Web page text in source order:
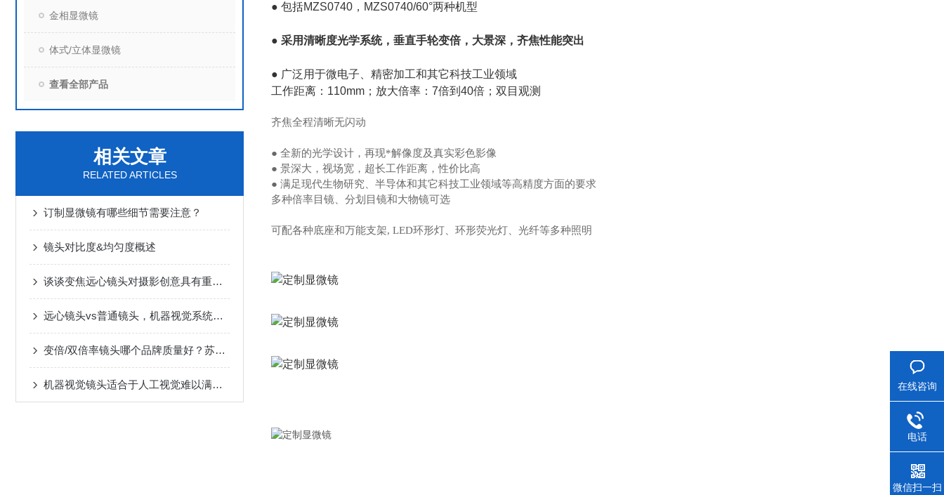
金相显微镜
体式/立体显微镜
查看全部产品
相关文章
RELATED ARTICLES
订制显微镜有哪些细节需要注意？
镜头对比度&均匀度概述
谈谈变焦远心镜头对摄影创意具有重要意义
远心镜头vs普通镜头，机器视觉系统怎么选？
变倍/双倍率镜头哪个品牌质量好？苏州瑞文光电实至名归
机器视觉镜头适合于人工视觉难以满足要求的场合
● 包括MZS0740，MZS0740/60°两种机型
● 采用清晰度光学系统，垂直手轮变倍，大景深，齐焦性能突出
● 广泛用于微电子、精密加工和其它科技工业领域
工作距离：110mm；放大倍率：7倍到40倍；双目观测
齐焦全程清晰无闪动
● 全新的光学设计，再现*解像度及真实彩色影像
● 景深大，视场宽，超长工作距离，性价比高
● 满足现代生物研究、半导体和其它科技工业领域等高精度方面的要求
多种倍率目镜、分划目镜和大物镜可选
可配各种底座和万能支架, LED环形灯、环形荧光灯、光纤等多种照明
在线咨询
电话
微信扫一扫